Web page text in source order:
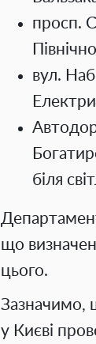
просп.
вул.
біля
що
цього.
Зазначимо,
у Києві